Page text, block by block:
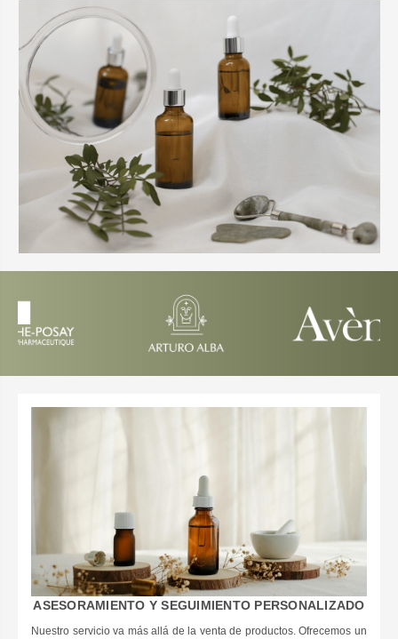
ASESORAMIENTO Y SEGUIMIENTO PERSONALIZADO
Nuestro servicio va más allá de la venta de productos. Ofrecemos un